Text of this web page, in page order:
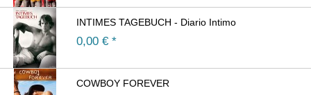
INTIMES TAGEBUCH - Diario Intimo
0,00 € *
COWBOY FOREVER